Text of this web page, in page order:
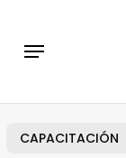
main
Menu
CAPACITACIÓN